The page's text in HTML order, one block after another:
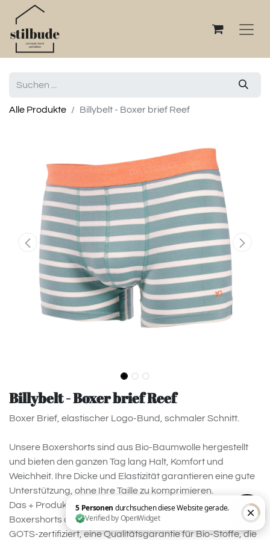
Alle Produkte Billybelt - Boxer brief Reef
Billybelt - Boxer brief Reef
Boxer Brief, elastischer Logo-Bund, schmaler Schnitt.
Unsere Boxershorts sind aus Bio-Baumwolle hergestellt
und bieten den ganzen Tag lang Halt, Komfort und
Weichheit. Ihre Dicke und Elastizität garantieren eine gute
Unterstützung, ohne Ihre Taille zu komprimieren.
Das + Produkt:
Boxershorts aus Bio-Baumwolle, die jahrelang halten
GOTS-zertifiziert, eine Qualitätsgarantie für Bio-Stoffe, die